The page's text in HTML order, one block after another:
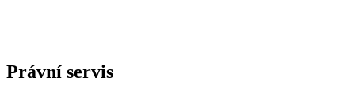
Právní servis